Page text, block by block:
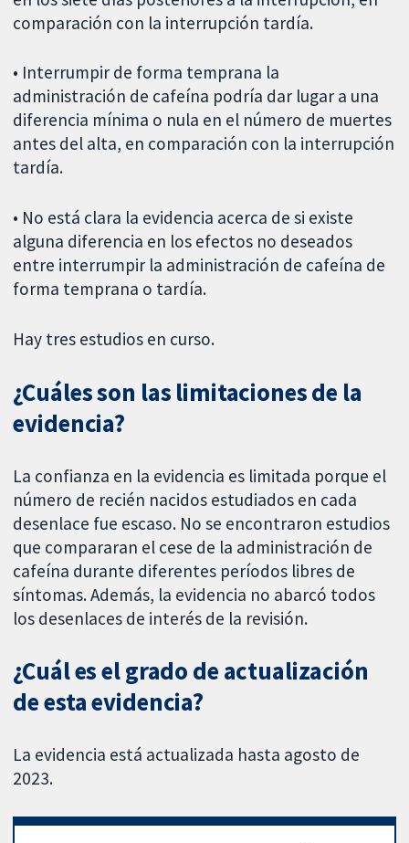
comparación con la interrupción tardía.
• Interrumpir de forma temprana la
administración de cafeína podría dar lugar a una
diferencia mínima o nula en el número de muertes
antes del alta, en comparación con la interrupción
tardía.
• No está clara la evidencia acerca de si existe
alguna diferencia en los efectos no deseados
entre interrumpir la administración de cafeína de
forma temprana o tardía.
Hay tres estudios en curso.
¿Cuáles son las limitaciones de la
evidencia?
La confianza en la evidencia es limitada porque el
número de recién nacidos estudiados en cada
desenlace fue escaso. No se encontraron estudios
que compararan el cese de la administración de
cafeína durante diferentes períodos libres de
síntomas. Además, la evidencia no abarcó todos
los desenlaces de interés de la revisión.
¿Cuál es el grado de actualización
de esta evidencia?
La evidencia está actualizada hasta agosto de
2023.